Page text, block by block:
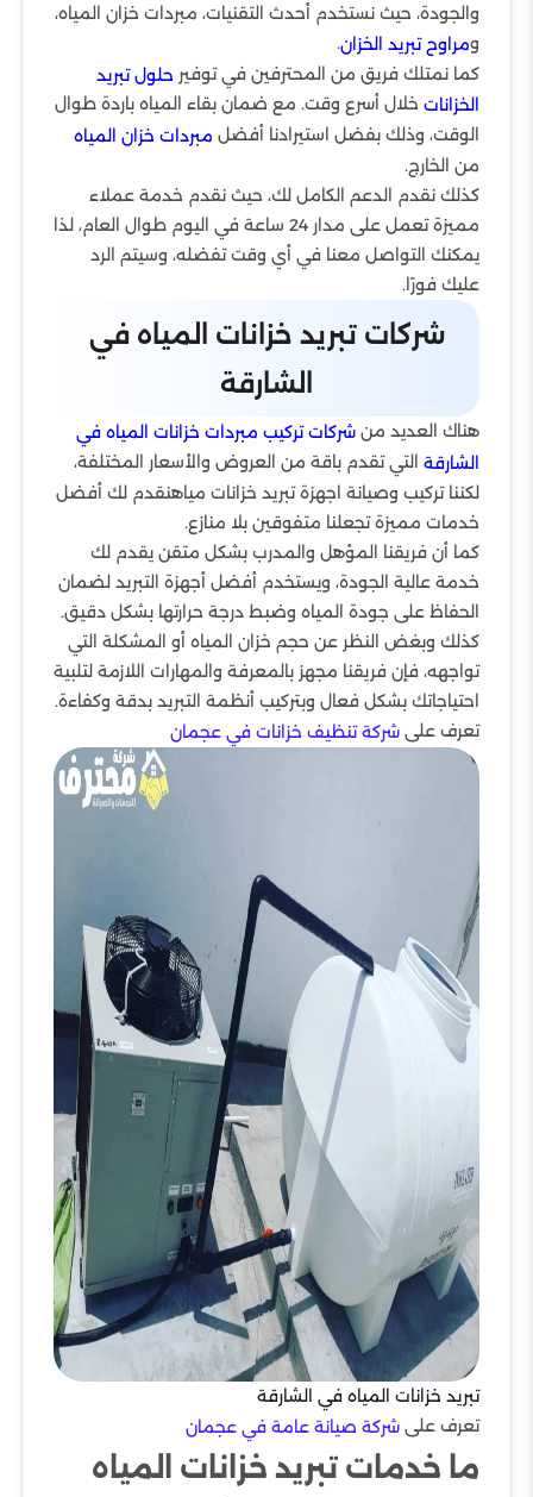
والجودة، حيث نستخدم أحدث التقنيات، مبردات خزان المياه،
ومراوح تبريد الخزان.
كما نمتلك فريق من المحترفين في توفير حلول تبريد
الخزانات خلال أسرع وقت. مع ضمان بقاء المياه باردة طوال
الوقت، وذلك بفضل استيرادنا أفضل مبردات خزان المياه
من الخارج.
كذلك نقدم الدعم الكامل لك، حيث نقدم خدمة عملاء
مميزة تعمل على مدار 24 ساعة في اليوم طوال العام، لذا
يمكنك التواصل معنا في أي وقت تفضله، وسيتم الرد
عليك فورًا.
شركات تبريد خزانات المياه في
الشارقة
هناك العديد من شركات تركيب مبردات خزانات المياه في
الشارقة التي تقدم باقة من العروض والأسعار المختلفة،
لكننا تركيب وصيانة اجهزة تبريد خزانات مياهنقدم لك أفضل
خدمات مميزة تجعلنا متفوقين بلا منازع.
كما أن فريقنا المؤهل والمدرب بشكل متقن يقدم لك
خدمة عالية الجودة، ويستخدم أفضل أجهزة التبريد لضمان
الحفاظ على جودة المياه وضبط درجة حرارتها بشكل دقيق.
كذلك وبغض النظر عن حجم خزان المياه أو المشكلة التي
تواجهه، فإن فريقنا مجهز بالمعرفة والمهارات اللازمة لتلبية
احتياجاتك بشكل فعال وبتركيب أنظمة التبريد بدقة وكفاءة.
تعرف على شركة تنظيف خزانات في عجمان
تبريد خزانات المياه في الشارقة
تعرف على شركة صيانة عامة في عجمان
ما خدمات تبريد خزانات المياه